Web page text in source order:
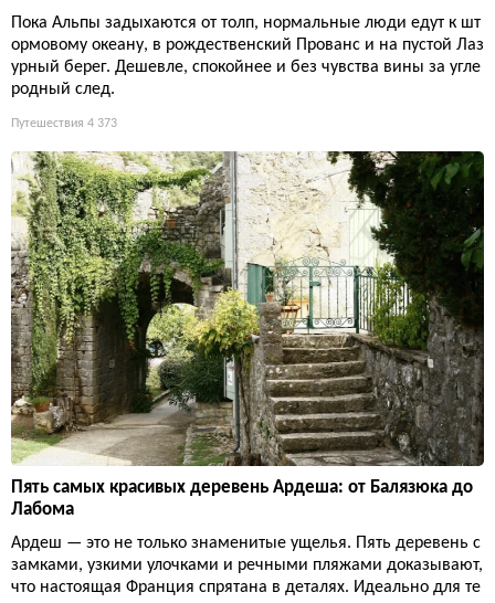
Пока Альпы задыхаются от толп, нормальные люди едут к шт
ормовому океану, в рождественский Прованс и на пустой Лаз
урный берег. Дешевле, спокойнее и без чувства вины за угле
родный след.
Путешествия 4 373
Пять самых красивых деревень Ардеша: от Балязюка до
Лабома
Ардеш — это не только знаменитые ущелья. Пять деревень с
замками, узкими улочками и речными пляжами доказывают,
что настоящая Франция спрятана в деталях. Идеально для те